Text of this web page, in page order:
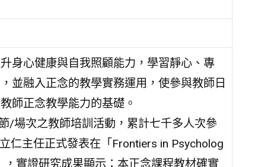
身心健康與自我照顧能力，學習靜心、專
並融入正念的教學實務運用，使參與教師日
師正念教學能力的基礎。
/場次之教師培訓活動，累計七千多人次參
仁主任正式發表在「Frontiers in Psycholog
實證研究成果顯示：本正念課程教材確實